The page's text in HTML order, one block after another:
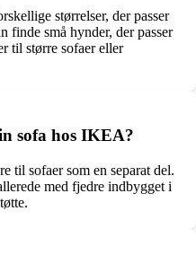
størrelser, der passer
finde små hynder, der passer
til større sofaer eller
sofa hos IKEA?
til sofaer som en separat del.
med fjedre indbygget i